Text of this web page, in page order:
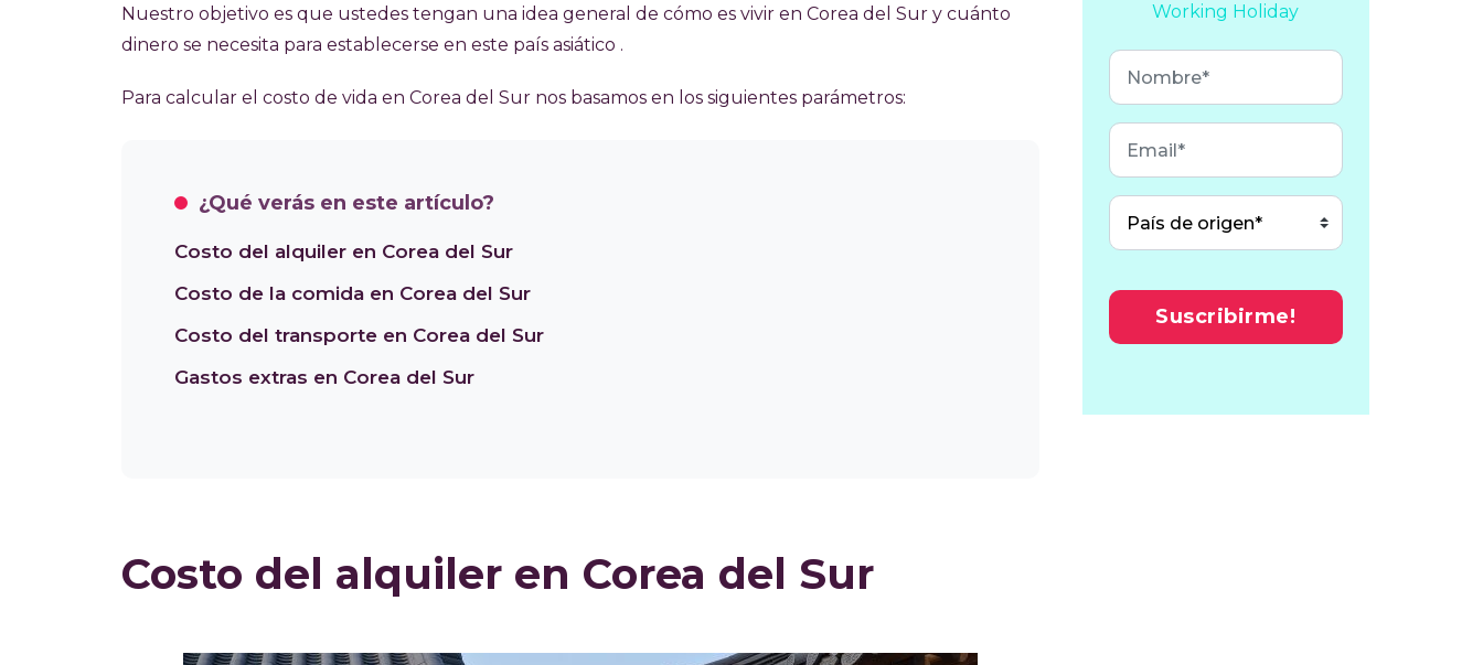
Nuestro objetivo es que ustedes tengan una idea general de cómo es vivir en Corea del Sur y cuánto
dinero se necesita para establecerse en este país asiático .
Para calcular el costo de vida en Corea del Sur nos basamos en los siguientes parámetros:
¿Qué verás en este artículo?
Costo del alquiler en Corea del Sur
Costo de la comida en Corea del Sur
Costo del transporte en Corea del Sur
Gastos extras en Corea del Sur
Costo del alquiler en Corea del Sur
Working Holiday